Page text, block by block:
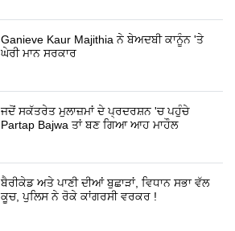
Ganieve Kaur Majithia ਨੇ ਬੇਅਦਬੀ ਕਾਨੂੰਨ 'ਤੇ
ਘੇਰੀ ਮਾਨ ਸਰਕਾਰ
ਜਦੋਂ ਸਕੱਤਰੇਤ ਮੁਲਾਜ਼ਮਾਂ ਦੇ ਪ੍ਰਦਰਸ਼ਨ 'ਚ ਪਹੁੰਚੇ
Partap Bajwa ਤਾਂ ਬਣ ਗਿਆ ਆਹ ਮਾਹੌਲ
ਬੈਰੀਕੇਡ ਅਤੇ ਪਾਣੀ ਦੀਆਂ ਬੁਛਾੜਾਂ, ਵਿਧਾਨ ਸਭਾ ਵੱਲ
ਕੂਚ, ਪੁਲਿਸ ਨੇ ਰੋਕੇ ਕਾਂਗਰਸੀ ਵਰਕਰ !